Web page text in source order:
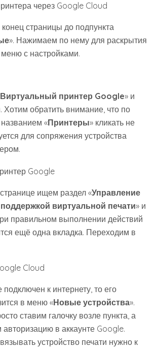
страницы до подпункта
». Нажимаем по нему для раскрытия
с настройками.
Виртуальный принтер Google» и
обратить внимание, что по
«Принтеры» кликать не
для сопряжения устройства
ищем раздел «Управление
виртуальной печати» и
правильном выполнении действий
ещё одна вкладка. Переходим в
к интернету, то его
в меню «Новые устройства».
ставим галочку возле пункта, а
в аккаунте Google.
устройство печати нужно к